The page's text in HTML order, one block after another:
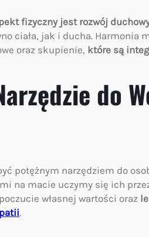
fizyczny jest rozwój
ciała, jak i ducha. Harmonia
oraz skupienie, które są
do
potężnym narzędziem do
na macie uczymy się ich
własnej wartości oraz
.